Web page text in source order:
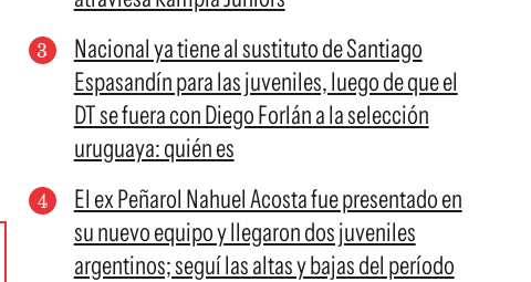
Nacional ya tiene al sustituto de Santiago
Espasandín para las juveniles, luego de que el
DT se fuera con Diego Forlán a la selección
uruguaya: quién es
El ex Peñarol Nahuel Acosta fue presentado en
su nuevo equipo y llegaron dos juveniles
argentinos; seguí las altas y bajas del período